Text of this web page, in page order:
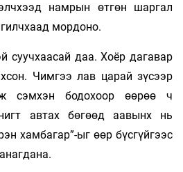
намрын өтгөн шаргал
мордоно.
суучхаасай даа. Хоёр дагавар
Чимгээ лав царай зүсээр
сэмхэн бодохоор өөрөө ч
автах бөгөөд аавынх нь
хамбагар”-ыг өөр бүсгүйгээс